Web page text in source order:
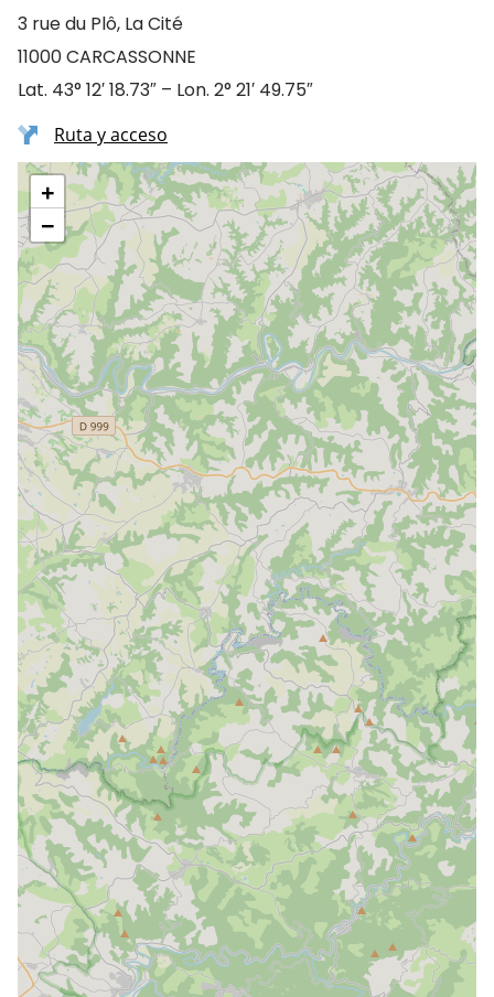
3 rue du Plô, La Cité
11000 CARCASSONNE
Lat. 43° 12′ 18.73″ – Lon. 2° 21′ 49.75″
Ruta y acceso
+
−